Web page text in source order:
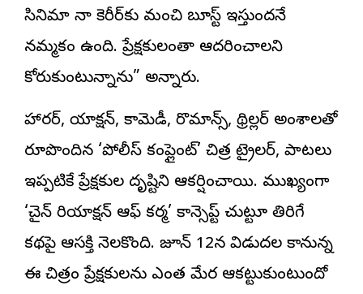
సినిమా నా కెరీర్‌కు మంచి బూస్ట్ ఇస్తుందనే
నమ్మకం ఉంది. ప్రేక్షకులంతా ఆదరించాలని
కోరుకుంటున్నాను” అన్నారు.
హారర్, యాక్షన్, కామెడీ, రొమాన్స్, థ్రిల్లర్ అంశాలతో
రూపొందిన ‘పోలీస్ కంప్లైంట్’ చిత్ర ట్రైలర్, పాటలు
ఇప్పటికే ప్రేక్షకుల దృష్టిని ఆకర్షించాయి. ముఖ్యంగా
‘చైన్ రియాక్షన్ ఆఫ్ కర్మ’ కాన్సెప్ట్ చుట్టూ తిరిగే
కథపై ఆసక్తి నెలకొంది. జూన్ 12న విడుదల కానున్న
ఈ చిత్రం ప్రేక్షకులను ఎంత మేర ఆకట్టుకుంటుందో